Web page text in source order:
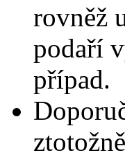
rovněž
podaří
případ.